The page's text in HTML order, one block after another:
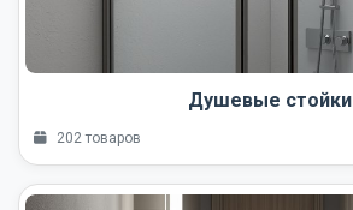
Душевые стойки
202 товаров